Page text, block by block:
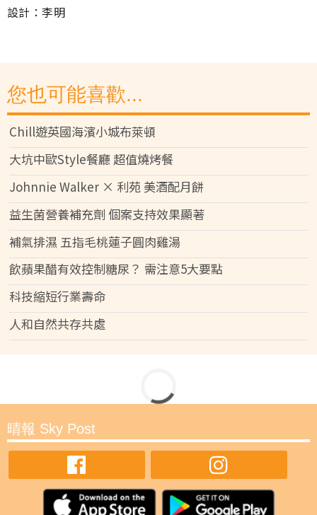
設計：李明
您也可能喜歡...
Chill遊英國海濱小城布萊頓
大坑中歐Style餐廳 超值燒烤餐
Johnnie Walker × 利苑 美酒配月餅
益生菌營養補充劑 個案支持效果顯著
補氣排濕 五指毛桃蓮子圓肉雞湯
飲蘋果醋有效控制糖尿？ 需注意5大要點
科技縮短行業壽命
人和自然共存共處
Chill遊英國海濱小城布萊頓
生活副刊
發佈時間: 2023/09/15